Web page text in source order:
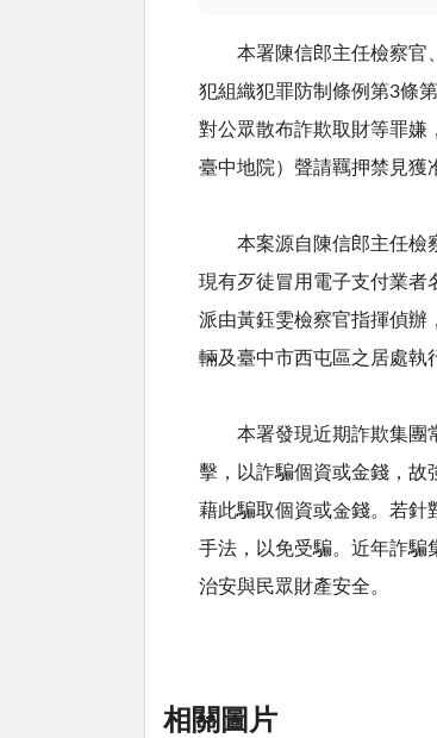
本署陳信郎主任檢察官、
犯組織犯罪防制條例第3條第
對公眾散布詐欺取財等罪嫌
臺中地院）聲請羈押禁見獲
本案源自陳信郎主任檢察
現有歹徒冒用電子支付業者
派由黃鈺雯檢察官指揮偵
輛及臺中市西屯區之居處執
本署發現近期詐欺集團常
擊，以詐騙個資或金錢，故
藉此騙取個資或金錢。若針
手法，以免受騙。近年詐騙
治安與民眾財產安全。
相關圖片